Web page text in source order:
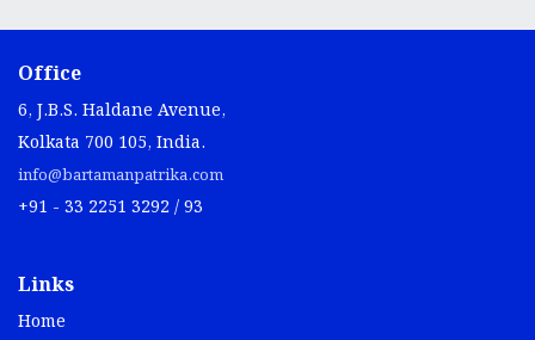
Office
6, J.B.S. Haldane Avenue,
Kolkata 700 105, India.
info@bartamanpatrika.com
+91 - 33 2251 3292 / 93
Links
Home